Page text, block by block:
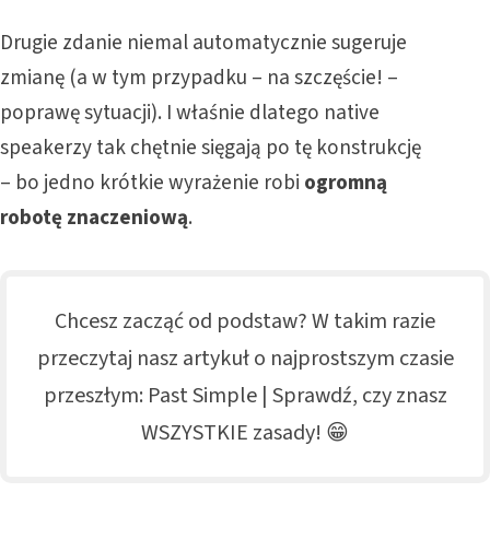
Drugie zdanie niemal automatycznie sugeruje
zmianę (a w tym przypadku – na szczęście! –
poprawę sytuacji). I właśnie dlatego native
speakerzy tak chętnie sięgają po tę konstrukcję
– bo jedno krótkie wyrażenie robi ogromną
robotę znaczeniową.
Chcesz zacząć od podstaw? W takim razie
przeczytaj nasz artykuł o najprostszym czasie
przeszłym: Past Simple | Sprawdź, czy znasz
WSZYSTKIE zasady! 😁